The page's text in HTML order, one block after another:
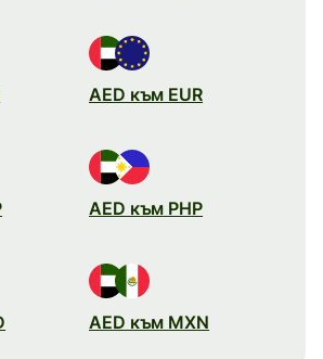
AED към EUR
AED към PHP
AED към MXN